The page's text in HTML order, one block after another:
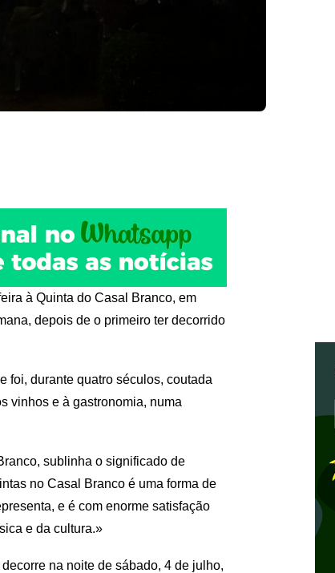
à Quinta do Casal Branco, em
depois de o primeiro ter decorrido
foi, durante quatro séculos, coutada
vinhos e à gastronomia, numa
sublinha o significado de
no Casal Branco é uma forma de
e é com enorme satisfação
e da cultura.»
na noite de sábado, 4 de julho,